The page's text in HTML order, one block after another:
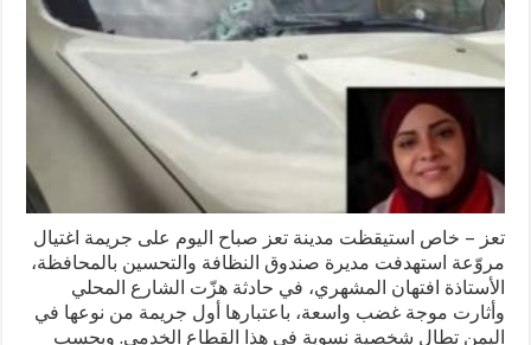
تعز – خاص استيقظت مدينة تعز صباح اليوم على جريمة اغتيال
مروّعة استهدفت مديرة صندوق النظافة والتحسين بالمحافظة،
الأستاذة افتهان المشهري، في حادثة هزّت الشارع المحلي
وأثارت موجة غضب واسعة، باعتبارها أول جريمة من نوعها في
اليمن تطال شخصية نسوية في هذا القطاع الخدمي. وبحسب